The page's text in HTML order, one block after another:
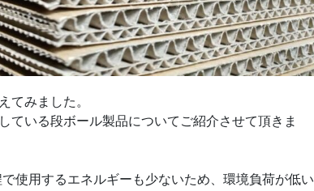
てみました。
ている段ボール製品についてご紹介させて頂きま
使用するエネルギーも少ないため、環境負荷が低い